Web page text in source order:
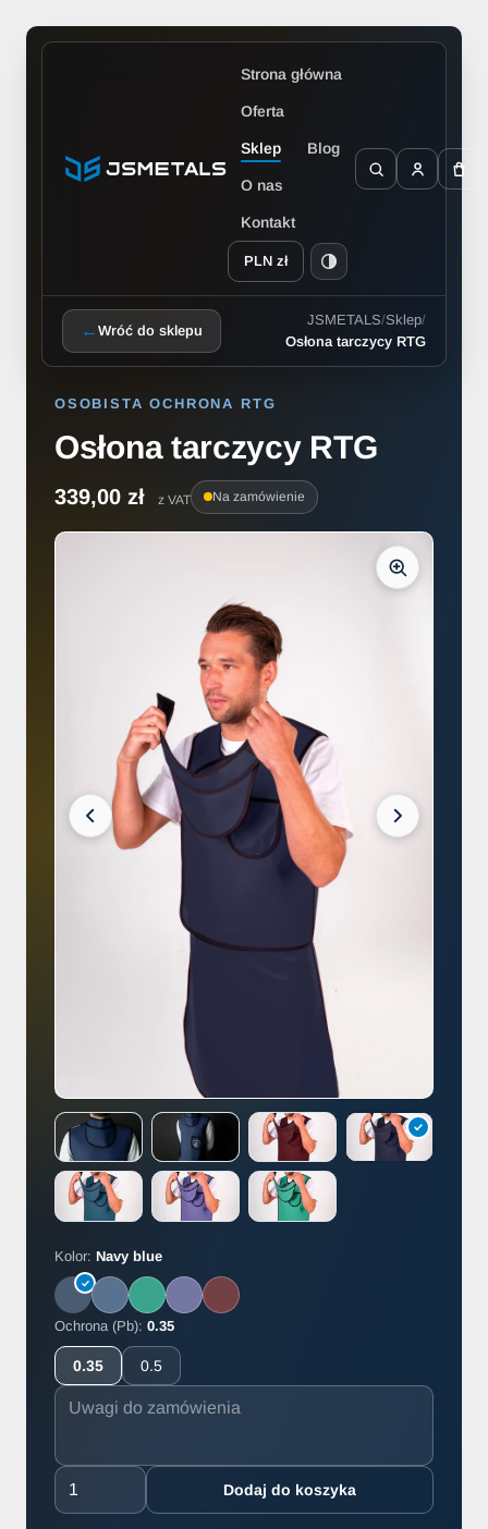
Strona główna
Oferta
Sklep Blog
O nas
Kontakt
PLN zł
← Wróć do sklepu
JSMETALS/Sklep/
Osłona tarczycy RTG
OSOBISTA OCHRONA RTG
Osłona tarczycy RTG
339,00 zł z VAT Na zamówienie
Kolor: Navy blue
Ochrona (Pb): 0.35
0.35 0.5
Dodaj do koszyka